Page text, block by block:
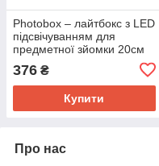
Photobox – лайтбокс з LED
підсвічуванням для
предметної зйомки 20см
376 ₴
Купити
Про нас